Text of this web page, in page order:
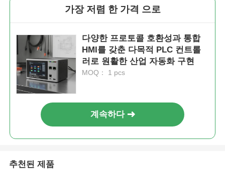
가장 저렴 한 가격 으로
다양한 프로토콜 호환성과 통합
HMI를 갖춘 다목적 PLC 컨트롤
러로 원활한 산업 자동화 구현
MOQ： 1 pcs
계속하다
추천된 제품